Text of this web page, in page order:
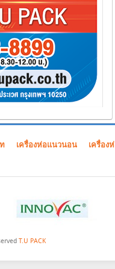
เครื่องห่อแนวนอน เครื่อง
T.U PACK